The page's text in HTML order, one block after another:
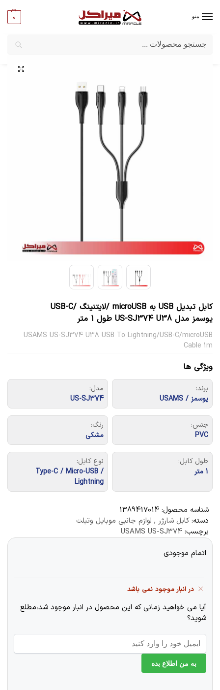
منو 0
میراکل/تبلت و موبایل/لوازم جانبی موبایل وتبلت
کابل تبدیل USB به microUSB /لایتنینگ /USB-C
یوسمز مدل US-SJ374 U38 طول 1 متر
USAMS US-SJ374 U38 USB To Lightning/USB-C/microUSB
Cable 1m
ویژگی ها
برند:
یوسمز / USAMS
مدل:
US-SJ374
جنس:
PVC
رنگ:
مشکی
طول کابل:
1 متر
نوع کابل:
Type-C / Micro-USB /
Lightning
شناسه محصول: 1389417014
دسته:کابل شارژر , لوازم جانبی موبایل وتبلت
برچسب: USAMS US-SJ374
اتمام موجودی
در انبار موجود نمی باشد
آیا می خواهید زمانی که این محصول در انبار موجود شد،مطلع
شوید؟
به من اطلاع بده